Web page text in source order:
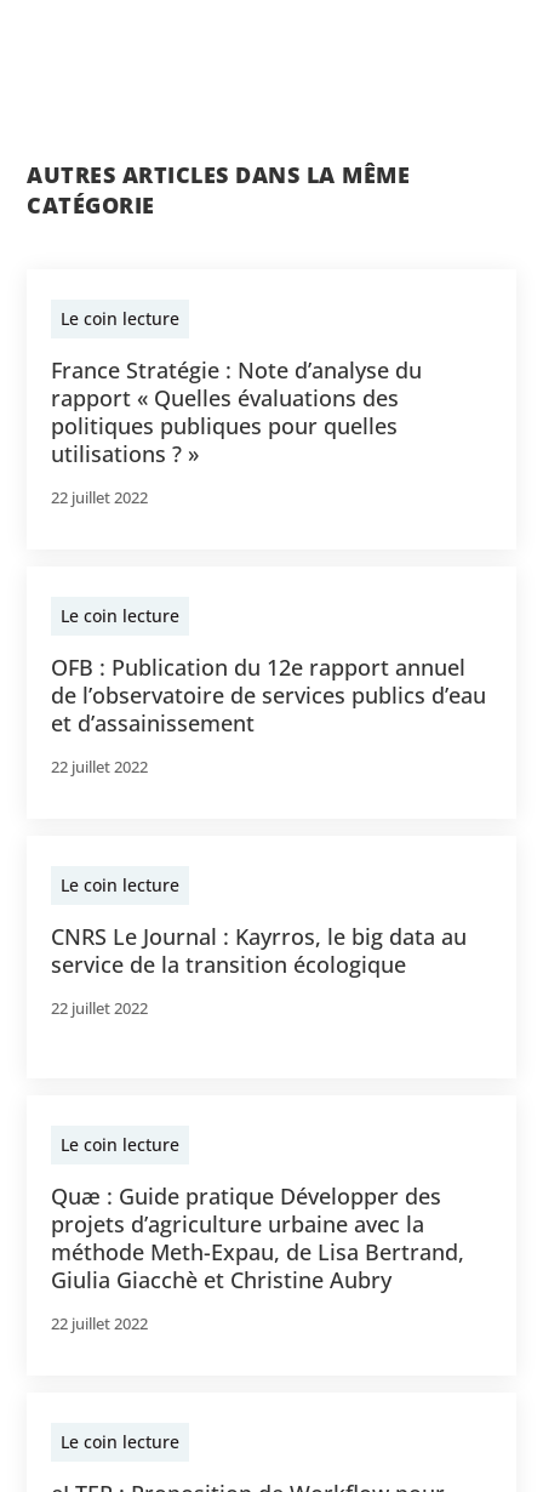
AUTRES ARTICLES DANS LA MÊME
CATÉGORIE
Le coin lecture
France Stratégie : Note d’analyse du
rapport « Quelles évaluations des
politiques publiques pour quelles
utilisations ? »
22 juillet 2022
Le coin lecture
OFB : Publication du 12e rapport annuel
de l’observatoire de services publics d’eau
et d’assainissement
22 juillet 2022
Le coin lecture
CNRS Le Journal : Kayrros, le big data au
service de la transition écologique
22 juillet 2022
Le coin lecture
Quæ : Guide pratique Développer des
projets d’agriculture urbaine avec la
méthode Meth-Expau, de Lisa Bertrand,
Giulia Giacchè et Christine Aubry
22 juillet 2022
Le coin lecture